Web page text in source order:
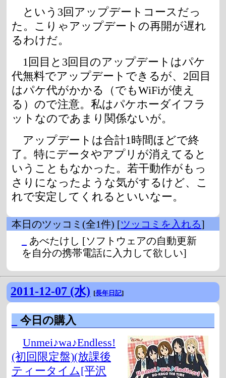
という3回アップデートコースだっ
た。こりゃアップデートの再開が遅れ
るわけだ。
1回目と3回目のアップデートはパケ
代無料でアップデートできるが、2回目
はパケ代がかかる（でもWiFiが使え
る）ので注意。私はパケホーダイフラ
ットなのであまり関係ないが。
アップデートは合計1時間ほどで終
了。特にデータやアプリが消えてると
いうこともなかった。若干動作がもっ
さりになったような気がするけど、こ
れで安定してくれるといいなー。
本日のツッコミ(全1件) [ツッコミを入れる]
あべたけし [ソフトウェアの自動更新
を自分の携帯電話に入力して欲しい]
2011-12-07 (水) [長年日記]
今日の購入
Unmei♪wa♪Endless!
(初回限定盤)(放課後
ティータイム[平沢